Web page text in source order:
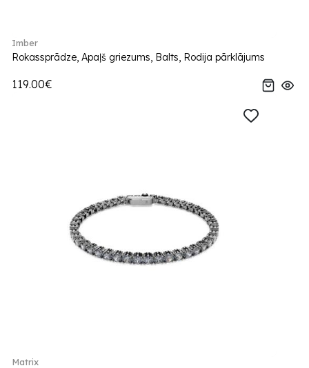
Imber
Rokassprādze, Apaļš griezums, Balts, Rodija pārklājums
119.00€
Matrix